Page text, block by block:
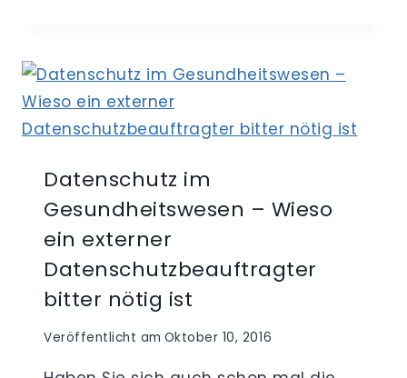
BEI
MEDIZIN-
GESUNDHEITS-
Datenschutz im
Gesundheitswesen – Wieso
ein externer
Datenschutzbeauftragter
bitter nötig ist
Veröffentlicht am Oktober 10, 2016